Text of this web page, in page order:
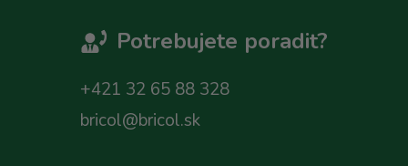
Potrebujete poradit?
+421 32 65 88 328
bricol@bricol.sk